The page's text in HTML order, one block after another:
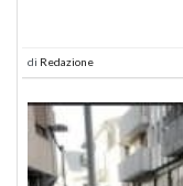
di Redazione